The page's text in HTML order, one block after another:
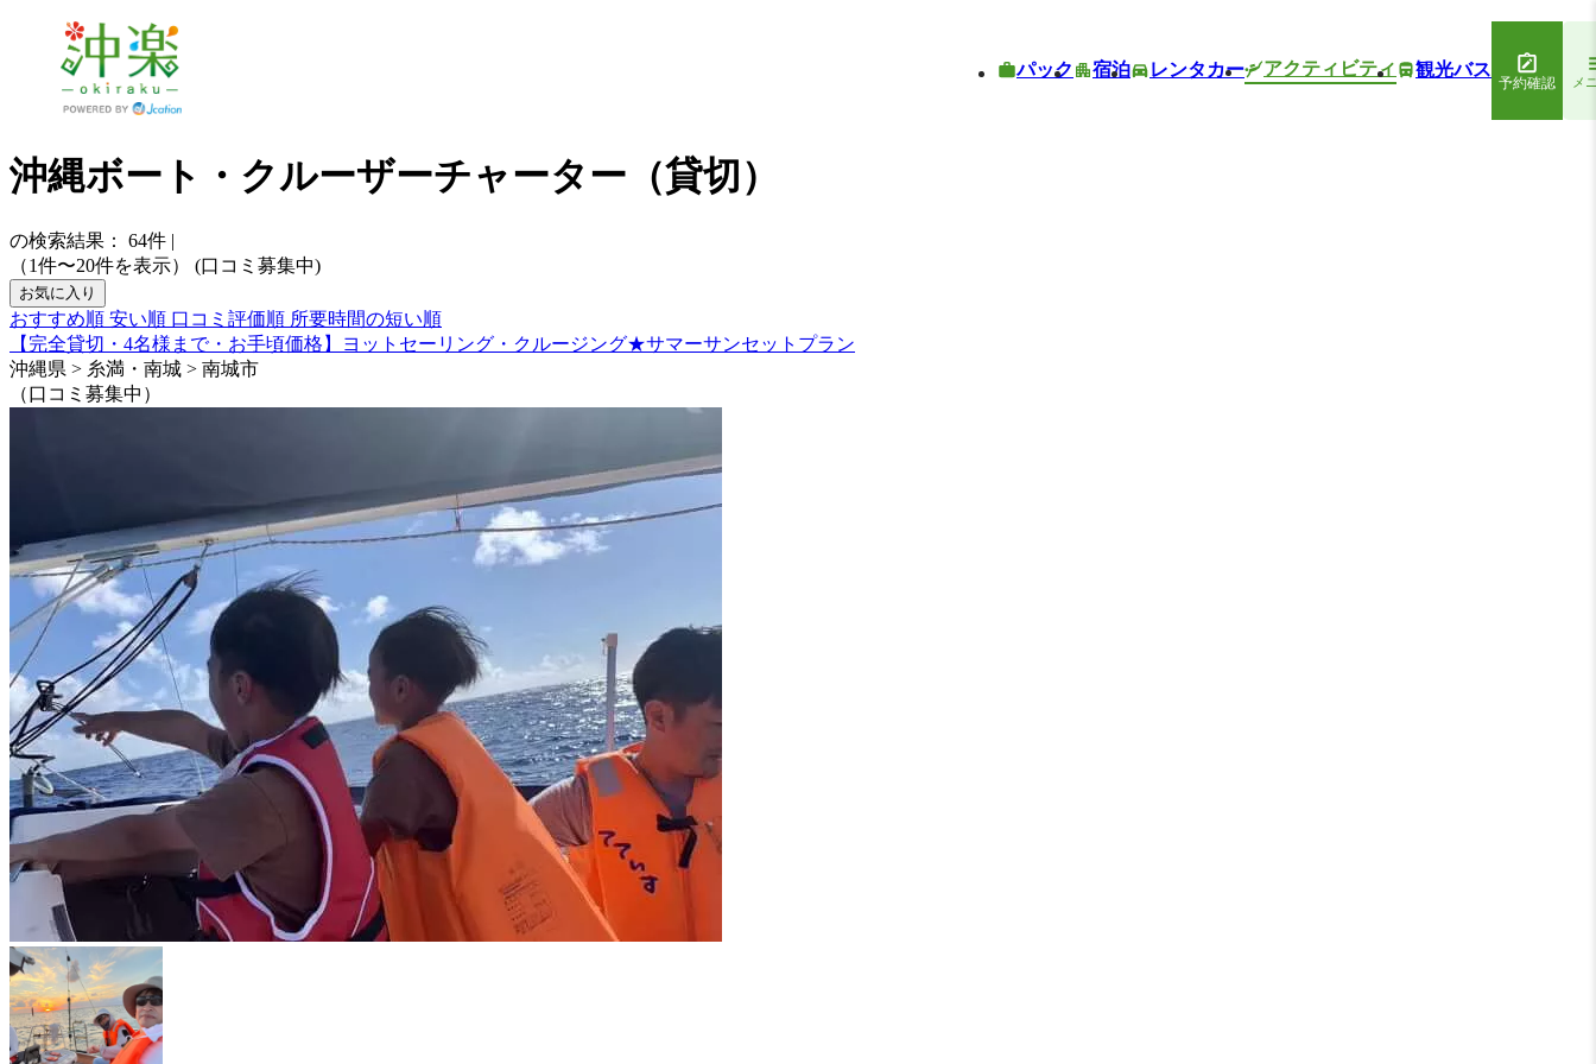
パック 宿泊 レンタカー アクティビティ 観光バス
予約確認 メ
沖縄ボート・クルーザーチャーター（貸切）
の検索結果： 64件 |
（1件〜20件を表示）
(口コミ募集中)
お気に入り
おすすめ順 安い順 口コミ評価順 所要時間の短い順
【完全貸切・4名様まで・お手頃価格】ヨットセーリング・クルージング★サマーサンセットプラン
沖縄県 > 糸満・南城 > 南城市
（口コミ募集中）